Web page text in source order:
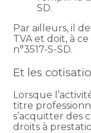
SD.
Par ailleurs, il
TVA et doit, à
n°3517-S-SD.
Et les
Lorsque
titre
s’acquitter des
droits à